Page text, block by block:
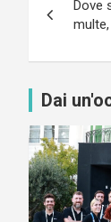
Dove
Dai